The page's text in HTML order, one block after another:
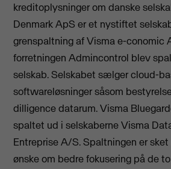
kreditoplysninger om danske
Denmark ApS er et nystiftet
grenspaltning af Visma e-conomic
forretningen Admincontrol blev
selskab. Selskabet sælger cloud-
softwareløsninger såsom
dilligence datarum. Visma
spaltet ud i selskaberne Visma
Entreprise A/S. Spaltningen er
ønske om bedre fokusering på de